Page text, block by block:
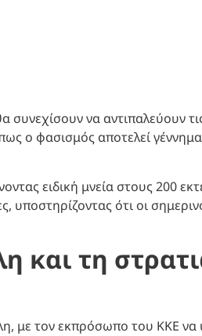
συνεχίσουν να αντιπαλεύουν
ο φασισμός αποτελεί
ειδική μνεία στους 200
υποστηρίζοντας ότι οι
και τη
με τον εκπρόσωπο του ΚΚΕ να